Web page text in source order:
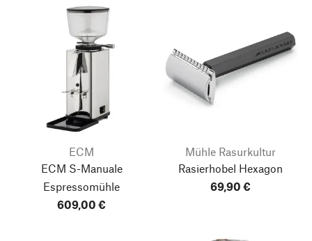
ECM
ECM S-Manuale
Espressomühle
609,00 €
Mühle Rasurkultur
Rasierhobel Hexagon
69,90 €